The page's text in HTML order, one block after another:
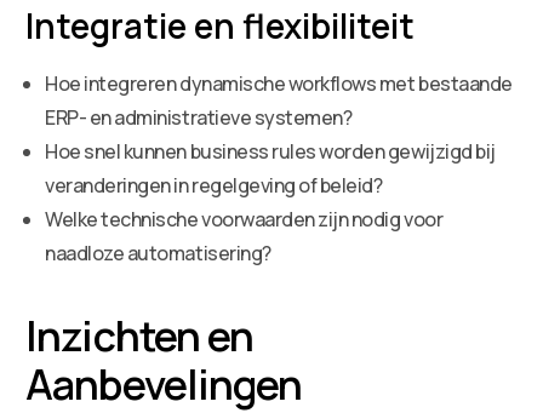
Integratie en flexibiliteit
Hoe integreren dynamische workflows met bestaande
ERP- en administratieve systemen?
Hoe snel kunnen business rules worden gewijzigd bij
veranderingen in regelgeving of beleid?
Welke technische voorwaarden zijn nodig voor
naadloze automatisering?
Inzichten en
Aanbevelingen